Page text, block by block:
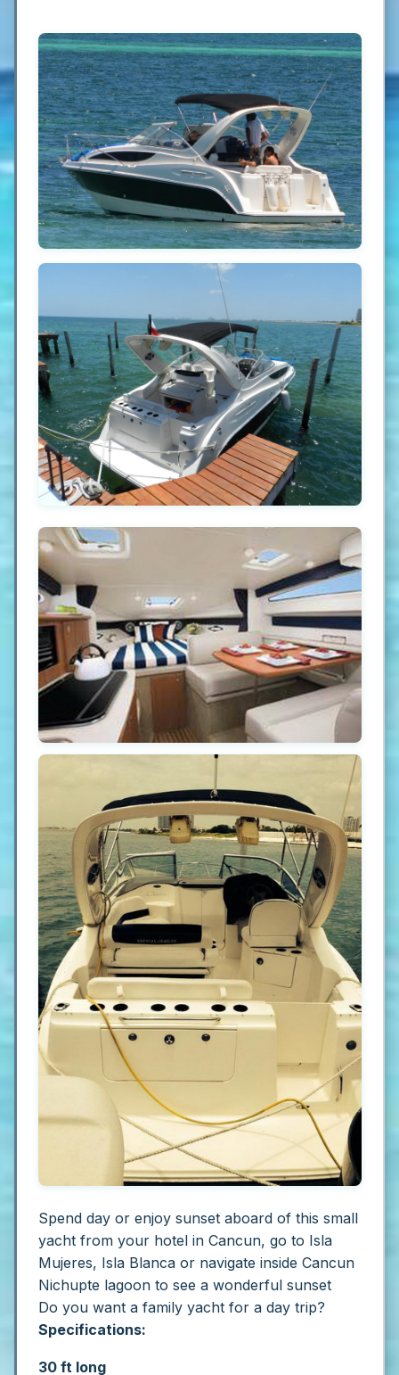
Spend day or enjoy sunset aboard of this small
yacht from your hotel in Cancun, go to Isla
Mujeres, Isla Blanca or navigate inside Cancun
Nichupte lagoon to see a wonderful sunset
Do you want a family yacht for a day trip?
Specifications:
30 ft long